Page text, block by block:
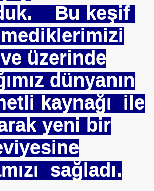
Bu keşif
üzerinde
dünyanın
kaynağı ile
yeni bir
sağladı.